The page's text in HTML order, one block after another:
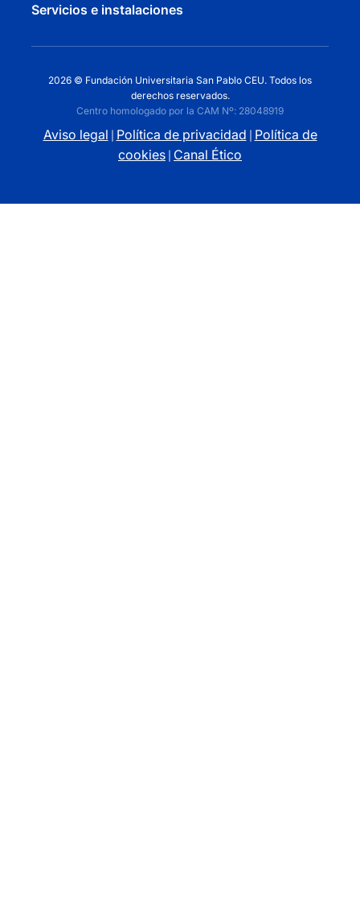
Servicios e instalaciones
2026 © Fundación Universitaria San Pablo CEU. Todos los
derechos reservados.
Centro homologado por la CAM Nº: 28048919
Aviso legal Política de privacidad Política de
cookies Canal Ético